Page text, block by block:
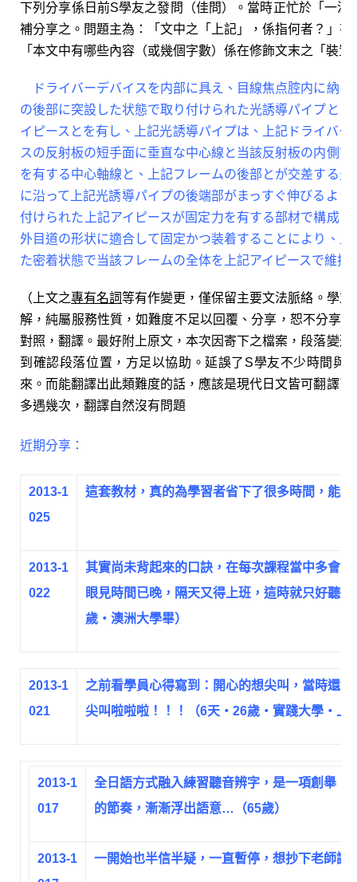
下列分享係日前S學友之發問（佳問）。當時正忙於「一
補分享之。問題主為：「文中之「上記」，係指何者？」
「本文中有哪些內容（或幾個字數）係在修飾文末之「裝置
ドライバーデバイスを内部に具え、目線焦点腔内に納
の後部に突設した状態で取り付けられた光誘導パイプと
イピースとを有し、上記光誘導パイプは、上記ドライバ
スの反射板の短手面に垂直な中心線と当該反射板の内側
を有する中心軸線と、上記フレームの後部とが交差する
に沿って上記光誘導パイプの後端部がまっすぐ伸びるよ
付けられた上記アイピースが固定力を有する部材で構成
外目道の形状に適合して固定かつ装着することにより、
た密着状態で当該フレームの全体を上記アイピースで維
（上文之專有名詞等有作變更，僅保留主要文法脈絡。學
解，純屬服務性質，如難度不足以回覆、分享，恕不分享
對照，翻譯。最好附上原文，本次因寄下之檔案，段落變
到確認段落位置，方足以協助。延誤了S學友不少時間與
來。而能翻譯出此類難度的話，應該是現代日文皆可翻譯
多遇幾次，翻譯自然沒有問題
近期分享：
2013-1
025
這套教材，真的為學習者省下了很多時間，能
2013-1
022
其實尚未背起來的口訣，在每次課程當中多會
眼見時間已晚，隔天又得上班，這時就只好聽
歲‧澳洲大學畢）
2013-1
021
之前看學員心得寫到：開心的想尖叫，當時還
尖叫啦啦啦！！！（6天‧26歲‧實踐大學‧上
2013-1
017
全日語方式融入練習聽音辨字，是一項創舉
的節奏，漸漸浮出語意…（65歲）
2013-1
一開始也半信半疑，一直暫停，想抄下老師